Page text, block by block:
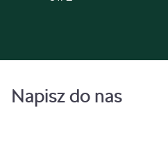
Napisz do nas